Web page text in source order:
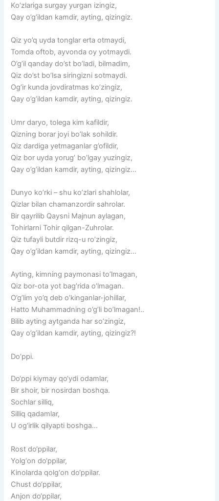
Ko’zlariga surgay yurgan izingiz,
Qay o’g’ildan kamdir, ayting, qizingiz.
Qiz yo’q uyda tonglar erta otmaydi,
Tomda oftob, ayvonda oy yotmaydi.
O’g’il qanday do’st bo’ladi, bilmadim,
Qiz do’st bo’lsa siringizni sotmaydi.
Og’ir kunda jovdiratmas ko’zingiz,
Qay o’g’ildan kamdir, ayting, qizingiz.
Umr daryo, tolega kim kafildir,
Qizning borar joyi bo’lak sohildir.
Qiz dardiga yetmaganlar g’ofildir,
Qiz bor uyda yorug’ bo’lgay yuzingiz,
Qay o’g’ildan kamdir, ayting, qizingiz…
Dunyo ko’rki – shu ko’zlari shahlolar,
Qizlar bilan chamanzordir sahrolar.
Bir qayrilib Qaysni Majnun aylagan,
Tohirlarni Tohir qilgan-Zuhrolar.
Qiz tufayli butdir rizq-u ro’zingiz,
Qay o’g’ildan kamdir, ayting, qizingiz…
Ayting, kimning paymonasi to’lmagan,
Qiz bor-ota yot bag’rida o’lmagan.
O’g’lim yo’q deb o’kinganlar-johillar,
Hatto Muhammadning o’g’li bo’lmagan!..
Bilib ayting aytganda har so’zingiz,
Qay o’g’ildan kamdir, ayting, qizingiz?!
Do’ppi.
Do‘ppi kiymay qo‘ydi odamlar,
Bir shoir, bir nosirdan boshqa.
Sochlar silliq,
Silliq qadamlar,
U og‘irlik qilyapti boshga…
Rost do‘ppilar,
Yolg‘on do‘ppilar,
Kinolarda qolg‘on do‘ppilar.
Chust do‘ppilar,
Anjon do‘ppilar,